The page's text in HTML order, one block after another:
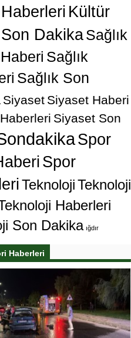
Kültür
DakikaSağlık
Sağlık
Sağlık Son
Siyaset Siyaset Haberi
Siyaset Son
Spor
Spor
TeknolojiTeknoloji
Haberleri
Son Dakika ığdır
Haberleri